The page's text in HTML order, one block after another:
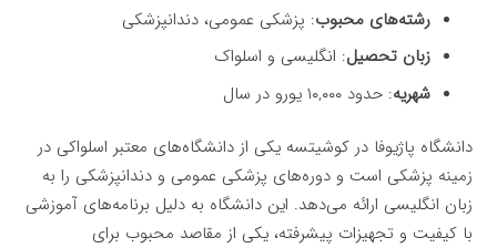
رشته‌های محبوب: پزشکی عمومی، دندانپزشکی
زبان تحصیل: انگلیسی و اسلواک
شهریه: حدود ۱۰,۰۰۰ یورو در سال
دانشگاه پاژیوفا در کوشیتسه یکی از دانشگاه‌های معتبر اسلواکی در
زمینه پزشکی است و دوره‌های پزشکی عمومی و دندانپزشکی را به
زبان انگلیسی ارائه می‌دهد. این دانشگاه به دلیل برنامه‌های آموزشی
با کیفیت و تجهیزات پیشرفته، یکی از مقاصد محبوب برای